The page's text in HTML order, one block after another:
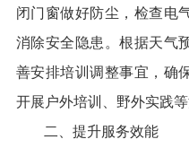
闭门窗做好防尘，检查电
消除安全隐患。根据天气
善安排培训调整事宜，确
开展户外培训、野外实践等
二、提升服务效能